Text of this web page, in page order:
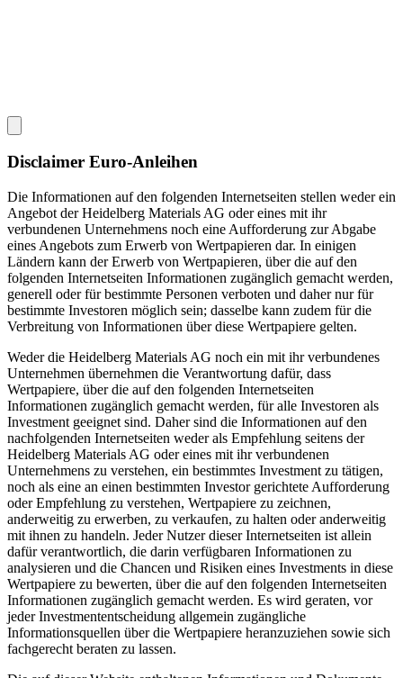
Disclaimer Euro-Anleihen
Die Informationen auf den folgenden Internetseiten stellen weder ein
Angebot der Heidelberg Materials AG oder eines mit ihr
verbundenen Unternehmens noch eine Aufforderung zur Abgabe
eines Angebots zum Erwerb von Wertpapieren dar. In einigen
Ländern kann der Erwerb von Wertpapieren, über die auf den
folgenden Internetseiten Informationen zugänglich gemacht werden,
generell oder für bestimmte Personen verboten und daher nur für
bestimmte Investoren möglich sein; dasselbe kann zudem für die
Verbreitung von Informationen über diese Wertpapiere gelten.
Weder die Heidelberg Materials AG noch ein mit ihr verbundenes
Unternehmen übernehmen die Verantwortung dafür, dass
Wertpapiere, über die auf den folgenden Internetseiten
Informationen zugänglich gemacht werden, für alle Investoren als
Investment geeignet sind. Daher sind die Informationen auf den
nachfolgenden Internetseiten weder als Empfehlung seitens der
Heidelberg Materials AG oder eines mit ihr verbundenen
Unternehmens zu verstehen, ein bestimmtes Investment zu tätigen,
noch als eine an einen bestimmten Investor gerichtete Aufforderung
oder Empfehlung zu verstehen, Wertpapiere zu zeichnen,
anderweitig zu erwerben, zu verkaufen, zu halten oder anderweitig
mit ihnen zu handeln. Jeder Nutzer dieser Internetseiten ist allein
dafür verantwortlich, die darin verfügbaren Informationen zu
analysieren und die Chancen und Risiken eines Investments in diese
Wertpapiere zu bewerten, über die auf den folgenden Internetseiten
Informationen zugänglich gemacht werden. Es wird geraten, vor
jeder Investmententscheidung allgemein zugängliche
Informationsquellen über die Wertpapiere heranzuziehen sowie sich
fachgerecht beraten zu lassen.